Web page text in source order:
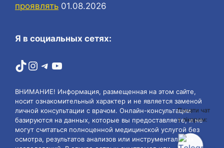
проявлять 01.08.2026
Я в социальных сетях:
TikTok
Instagram
Telegram
YouTube
ВНИМАНИЕ! Информация, размещенная на этом сайте,
носит ознакомительный характер и не является заменой
личной консультации с врачом. Онлайн-консультации
базируются на данных, которые вы предоставляете, и не
могут считаться полноценной медицинской услугой без
осмотра, результатов анализов или инструментальных
Почати чат
з лікарем: